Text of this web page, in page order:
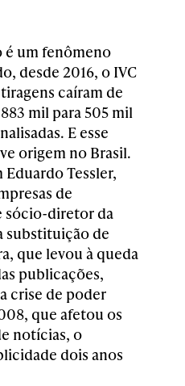
é um fenômeno
desde 2016, o IVC
caíram de
mil para 505 mil
E esse
origem no Brasil.
Tessler,
de
sócio-diretor da
substituição de
que levou à queda
publicações,
crise de poder
que afetou os
notícias, o
dois anos